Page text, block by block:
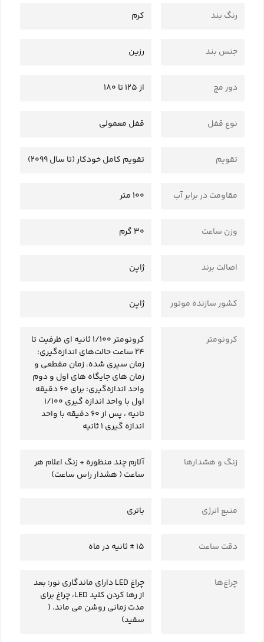
رنگ بند کرم
جنس بند رزین
دور مچ از 125 تا 180
نوع قفل قفل معمولی
تقویم تقویم کامل خودکار (تا سال 2099)
مقاومت در برابر آب 100 متر
وزن ساعت 30 گرم
اصالت برند ژاپن
کشور سازنده موتور ژاپن
کرونومتر
کرونومتر 1/100 ثانیه ای ظرفیت تا
24 ساعت حالت‌های اندازه‌گیری:
زمان سپری شده، زمان مقطعی و
زمان های جایگاه های اول و دوم
واحد اندازه‌گیری: برای 60 دقیقه
اول با واحد اندازه گیری 1/100
ثانیه ، پس از 60 دقیقه با واحد
اندازه گیری 1 ثانیه
زنگ و هشدارها
آلارم چند منظوره + زنگ اعلام هر
ساعت ( هشدار راس ساعت)
منبع انرژی باتری
دقت ساعت 15 ± ثانیه در ماه
چراغ‌ها
چراغ LED دارای ماندگاری نور: بعد
از رها کردن کلید LED، چراغ برای
مدت زمانی روشن می ماند. (
سفید)